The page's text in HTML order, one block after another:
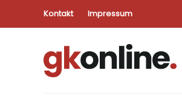
Kontakt Impressum